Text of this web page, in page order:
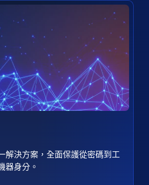
解決方案，全面保護從密碼到工
器身分。